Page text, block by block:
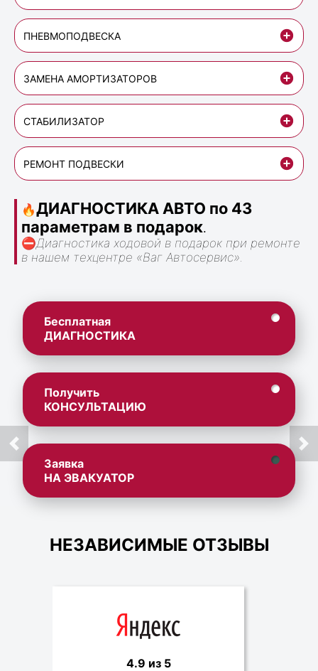
ПНЕВМОПОДВЕСКА
ЗАМЕНА АМОРТИЗАТОРОВ
СТАБИЛИЗАТОР
РЕМОНТ ПОДВЕСКИ
🔥ДИАГНОСТИКА АВТО по 43
параметрам в подарок.
⛔Диагностика ходовой в подарок при ремонте
в нашем техцентре «Ваг Автосервис».
Бесплатная
ДИАГНОСТИКА
Получить
КОНСУЛЬТАЦИЮ
Заявка
НА ЭВАКУАТОР
НЕЗАВИСИМЫЕ ОТЗЫВЫ
4.9 из 5